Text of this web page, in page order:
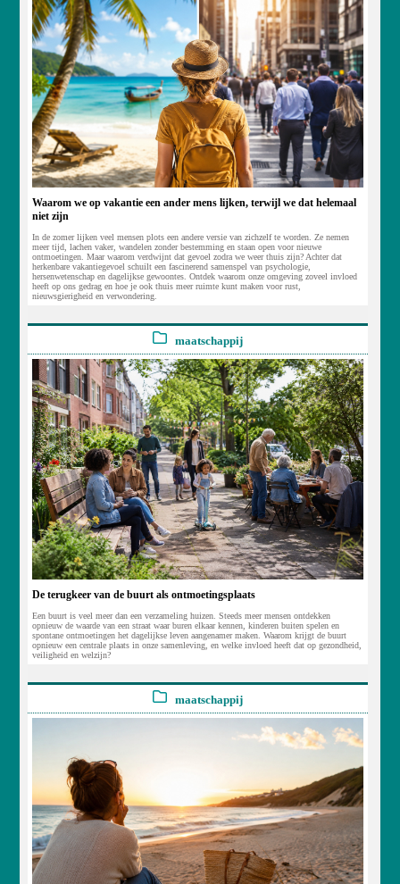
Waarom we op vakantie een ander mens lijken, terwijl we dat helemaal
niet zijn
In de zomer lijken veel mensen plots een andere versie van zichzelf te worden. Ze nemen
meer tijd, lachen vaker, wandelen zonder bestemming en staan open voor nieuwe
ontmoetingen. Maar waarom verdwijnt dat gevoel zodra we weer thuis zijn? Achter dat
herkenbare vakantiegevoel schuilt een fascinerend samenspel van psychologie,
hersenwetenschap en dagelijkse gewoontes. Ontdek waarom onze omgeving zoveel invloed
heeft op ons gedrag en hoe je ook thuis meer ruimte kunt maken voor rust,
nieuwsgierigheid en verwondering.
maatschappij
De terugkeer van de buurt als ontmoetingsplaats
Een buurt is veel meer dan een verzameling huizen. Steeds meer mensen ontdekken
opnieuw de waarde van een straat waar buren elkaar kennen, kinderen buiten spelen en
spontane ontmoetingen het dagelijkse leven aangenamer maken. Waarom krijgt de buurt
opnieuw een centrale plaats in onze samenleving, en welke invloed heeft dat op gezondheid,
veiligheid en welzijn?
maatschappij